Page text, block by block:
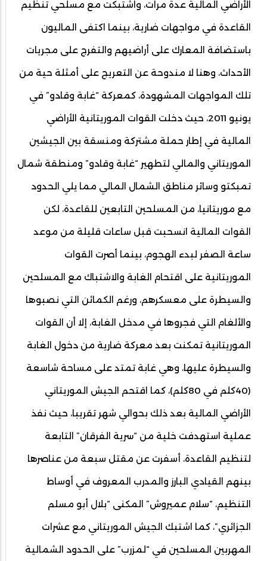
الأراضي المالية عدة مرات، واشتبكت مع مسلحي تنظيم
القاعدة في مواجهات ضارية، بينما اكتفى الماليون
باستضافة المعارك على أراضيهم والتفرج على مجريات
الأحداث، وهنا لا مندوحة عن التعريج على أمثلة حية من
تلك المواجهات المشهودة، كمعركة “غابة وقادو” في
يونيو 2011، حيث دخلت القوات الموريتانية الأراضي
المالية في إطار حملة مشتركة ومنسقة بين الجيشين
الموريتاني والمالي لتطهير “غابة وقادو” ومنطقة شمال
تمبكتو وسائر مناطق الشمال المالي مما يلي الحدود
مع موريتانيا، من المسلحين التابعين للقاعدة، لكن
القوات المالية انسحبت قبل ساعات قليلة من موعد
ساعة الصفر لبدء الهجوم، بينما أصرت القوات
الموريتانية على اقتحام الغابة والاشتباك مع المسلحين
والسيطرة على معسكرهم، ورغم الكمائن التي نصبوها
والألغام التي فجروها في مدخل الغابة، إلا أن القوات
الموريتانية تمكنت بعد معركة ضارية من دخول الغابة
والسيطرة عليها، وهي غابة تمتد على مساحة شاسعة
(40كلم في 80كلم)، كما اقتحم الجيش الموريتاني
الأراضي المالية بعد ذلك بحوالي شهر تقريبا، حيث نفذ
عملية استهدفت خلية من “سرية الفرقان” التابعة
لتنظيم القاعدة، أسفرت عن مقتل سبعة من عناصرها
بينهم القيادي البارز والمدرب المعروف في أوساط
التنظيم، “سلام عميروش” المكنى “بلال أبو مسلم
الجزائري”، كما اشتبك الجيش الموريتاني مع عشرات
المهربين المسلحين في “لمزرب” على الحدود الشمالية